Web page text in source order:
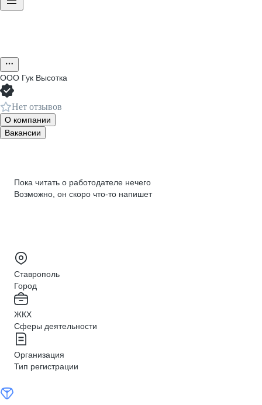
ООО Гук Высотка
Нет отзывов
О компании
Вакансии
Пока читать о работодателе нечего
Возможно, он скоро что‑то напишет
Ставрополь
Город
ЖКХ
Сферы деятельности
Организация
Тип регистрации